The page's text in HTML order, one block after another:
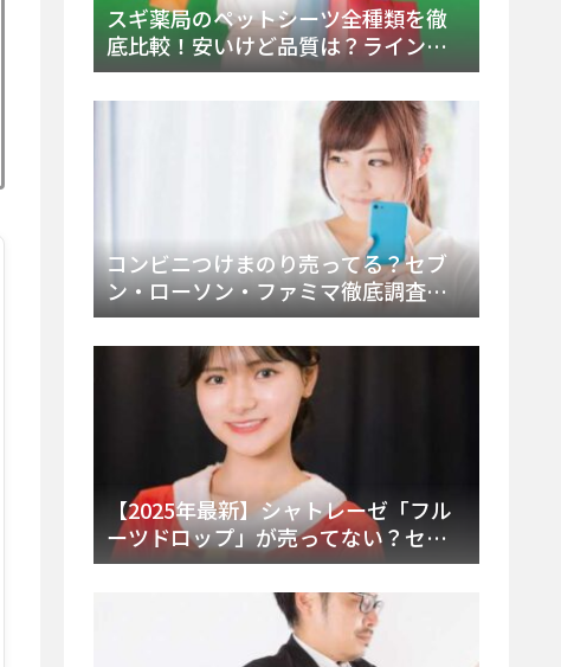
スギ薬局のペットシーツ全種類を徹
底比較！安いけど品質は？ラインナ
ップと販売店（Amazon・楽天含む）
をチェック
コンビニつけまのり売ってる？セブ
ン・ローソン・ファミマ徹底調査！
ドンキや薬局、Amazon楽天で買う方
法まとめ
【2025年最新】シャトレーゼ「フル
ーツドロップ」が売ってない？セブ
ンでの販売終了理由と代替アイスを